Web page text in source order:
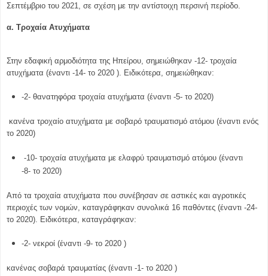
Σεπτέμβριο του 2021, σε σχέση με την αντίστοιχη περσινή περίοδο.
α. Τροχαία Ατυχήματα
Στην εδαφική αρμοδιότητα της Ηπείρου, σημειώθηκαν -12- τροχαία
ατυχήματα (έναντι -14- το 2020 ). Ειδικότερα, σημειώθηκαν:
-2- θανατηφόρα τροχαία ατυχήματα (έναντι -5- το 2020)
κανένα τροχαίο ατυχήματα με σοβαρό τραυματισμό ατόμου (έναντι ενός
το 2020)
-10- τροχαία ατυχήματα με ελαφρύ τραυματισμό ατόμου (έναντι
-8- το 2020)
Από τα τροχαία ατυχήματα που συνέβησαν σε αστικές και αγροτικές
περιοχές των νομών, καταγράφηκαν συνολικά 16 παθόντες (έναντι -24-
το 2020). Ειδικότερα, καταγράφηκαν:
-2- νεκροί (έναντι -9- το 2020 )
κανένας σοβαρά τραυματίας (έναντι -1- το 2020 )